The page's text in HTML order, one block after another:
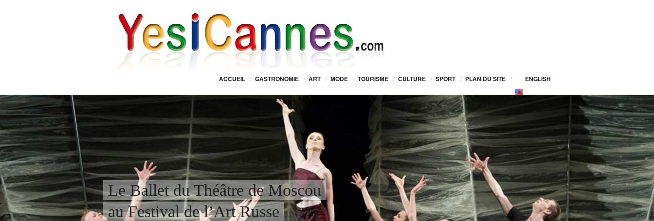
ACCUEIL / GASTRONOMIE / ART / MODE / TOURISME / CULTURE / SPORT / PLAN DU SITE / ENGLISH
Le Ballet du Théâtre de Moscou
au Festival de l’Art Russe